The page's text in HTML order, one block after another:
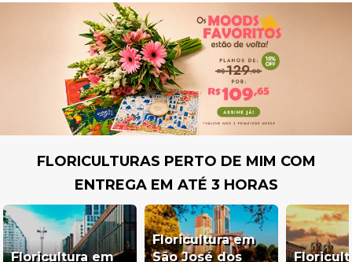
FLORICULTURAS PERTO DE MIM COM
ENTREGA EM ATÉ 3 HORAS
Floricultura em
Floricultura em
São José dos